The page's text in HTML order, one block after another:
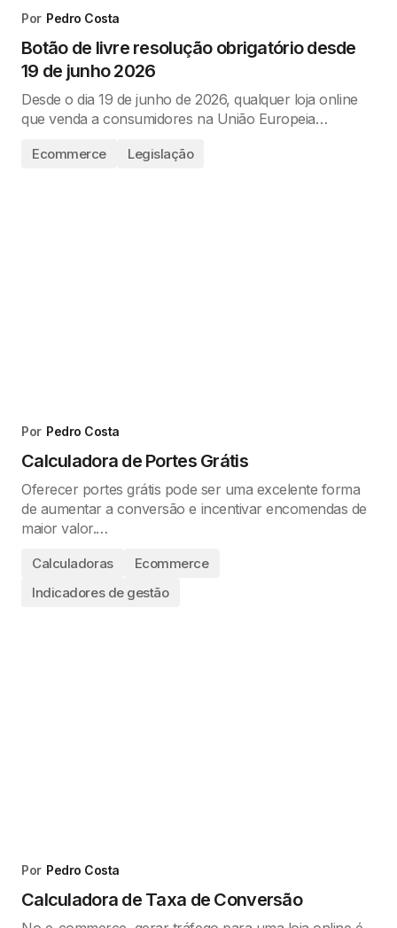
Por Pedro Costa
Botão de livre resolução obrigatório desde
19 de junho 2026
Desde o dia 19 de junho de 2026, qualquer loja online
que venda a consumidores na União Europeia…
Ecommerce Legislação
Por Pedro Costa
Calculadora de Portes Grátis
Oferecer portes grátis pode ser uma excelente forma
de aumentar a conversão e incentivar encomendas de
maior valor.…
Calculadoras
Ecommerce
Indicadores de gestão
Por Pedro Costa
Calculadora de Taxa de Conversão